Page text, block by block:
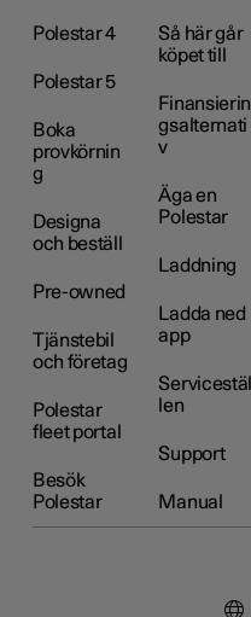
Polestar 4
Polestar 5
Boka
provkörnin
g
Designa
och beställ
Pre-owned
Tjänstebil
och företag
Polestar
fleet portal
Besök
Polestar
Så här går
köpet till
Finansierin
gsalternati
v
Äga en
Polestar
Laddning
Ladda ned
app
Servicestäl
len
Support
Manual